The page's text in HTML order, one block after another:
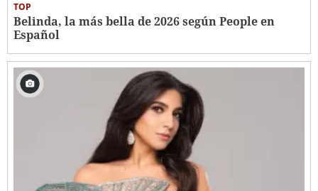
TOP
Belinda, la más bella de 2026 según People en
Español